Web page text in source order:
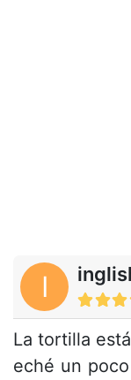
I
La tortilla
eché un